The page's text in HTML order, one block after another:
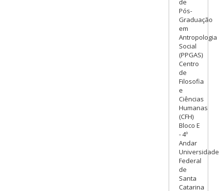
de
Pós-
Graduação
em
Antropologia
Social
(PPGAS)
Centro
de
Filosofia
e
Ciências
Humanas
(CFH)
Bloco E
- 4º
Andar
Universidade
Federal
de
Santa
Catarina